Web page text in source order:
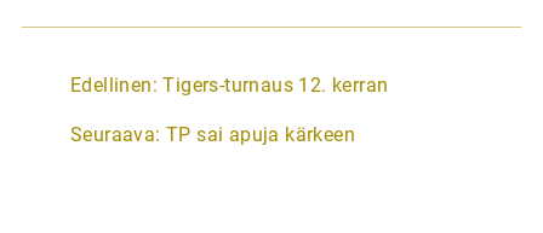
A
t
Edellinen: Tigers-turnaus 12. kerran
Seuraava: TP sai apuja kärkeen